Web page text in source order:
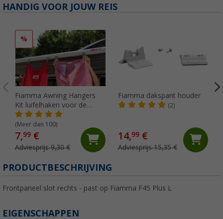
HANDIG VOOR JOUW REIS
%
Fiamma Awning Hangers
Kit luifelhaken voor de
peesgeleider
(Meer dan 100)
7,99 €
Adviesprijs 9,30 €
Fiamma dakspant houder
(2)
14,99€
Adviesprijs 15,35 €
PRODUCTBESCHRIJVING
Frontpaneel slot rechts - past op Fiamma F45 Plus L
EIGENSCHAPPEN